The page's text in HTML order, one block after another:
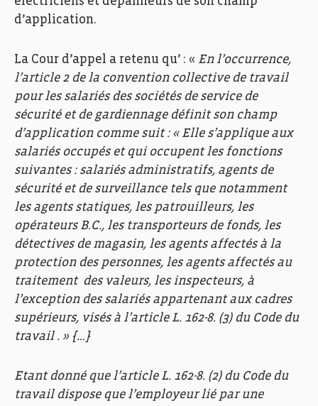
d’application.
La Cour d’appel a retenu qu’ : « En l’occurrence,
l’article 2 de la convention collective de travail
pour les salariés des sociétés de service de
sécurité et de gardiennage définit son champ
d’application comme suit : « Elle s’applique aux
salariés occupés et qui occupent les fonctions
suivantes : salariés administratifs, agents de
sécurité et de surveillance tels que notamment
les agents statiques, les patrouilleurs, les
opérateurs B.C., les transporteurs de fonds, les
détectives de magasin, les agents affectés à la
protection des personnes, les agents affectés au
traitement des valeurs, les inspecteurs, à
l’exception des salariés appartenant aux cadres
supérieurs, visés à l’article L. 162-8. (3) du Code du
travail . » […]
Etant donné que l’article L. 162-8. (2) du Code du
travail dispose que l’employeur lié par une